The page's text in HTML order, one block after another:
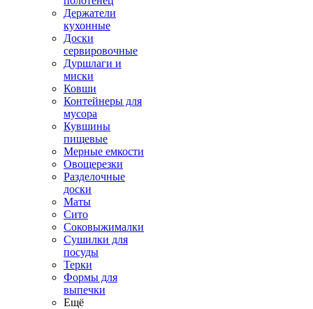
Держатели
кухонные
Доски
сервировочные
Дуршлаги и
миски
Ковши
Контейнеры для
мусора
Кувшины
пищевые
Мерные емкости
Овощерезки
Разделочные
доски
Маты
Сито
Соковыжималки
Сушилки для
посуды
Терки
Формы для
выпечки
Ещё